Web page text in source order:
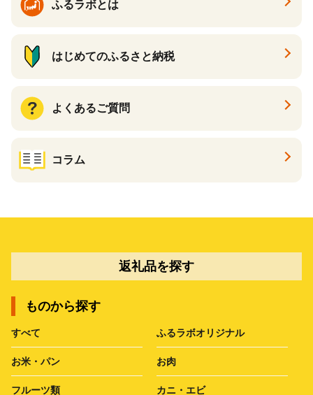
ふるラボとは
はじめてのふるさと納税
よくあるご質問
コラム
返礼品を探す
ものから探す
すべて ふるラボオリジナル
お米・パン お肉
フルーツ類 カニ・エビ